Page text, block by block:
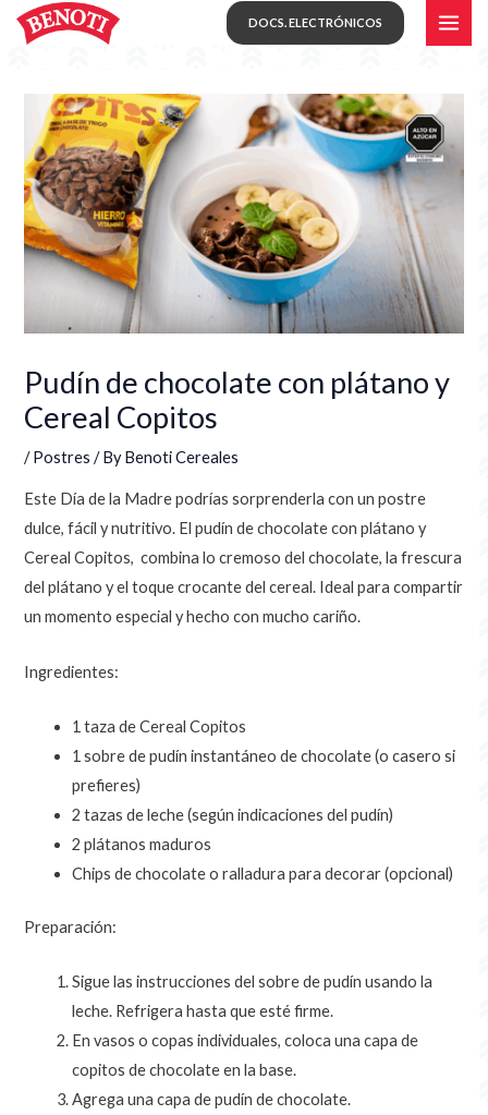
Skip
DOCS. ELECTRÓNICOS
Pudín de chocolate con plátano y
Cereal Copitos
/Postres / ByBenoti Cereales
Este Día de la Madre podrías sorprenderla con un postre
dulce, fácil y nutritivo. El pudín de chocolate con plátano y
Cereal Copitos, combina lo cremoso del chocolate, la frescura
del plátano y el toque crocante del cereal. Ideal para compartir
un momento especial y hecho con mucho cariño.
Ingredientes:
1 taza de Cereal Copitos
1 sobre de pudín instantáneo de chocolate (o casero si
prefieres)
2 tazas de leche (según indicaciones del pudín)
2 plátanos maduros
Chips de chocolate o ralladura para decorar (opcional)
Preparación:
Sigue las instrucciones del sobre de pudín usando la
leche. Refrigera hasta que esté firme.
En vasos o copas individuales, coloca una capa de
copitos de chocolate en la base.
Agrega una capa de pudín de chocolate.